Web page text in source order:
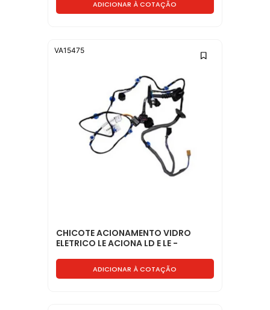
ADICIONAR À COTAÇÃO
CHICOTE ACIONAMENTO VIDRO
ELETRICO LE ACIONA LD E LE -
ADICIONAR À COTAÇÃO
VA15475